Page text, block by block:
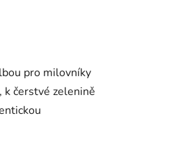
pro milovníky
kčerstvé zelenině